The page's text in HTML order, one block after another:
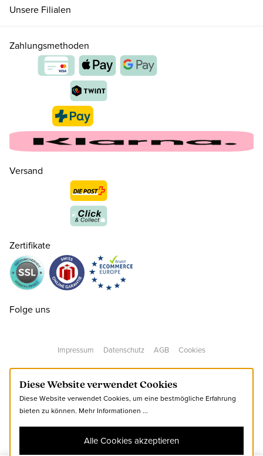
36 CHF 159.00
CHF 159.00
39 CHF 159.00
40 CHF 159.00
nur noch wenige verfügbar
Unsere Filialen
Zahlungsmethoden
Versand
Zertifikate
Folge uns
Impressum Datenschutz AGB Cookies
Diese Website verwendet Cookies
Diese Website verwendet Cookies, um eine bestmögliche Erfahrung
bieten zu können. Mehr Informationen ...
Alle Cookies akzeptieren